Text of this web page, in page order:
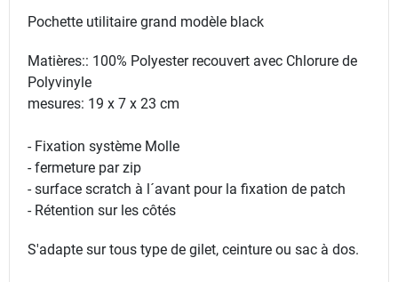
Pochette utilitaire grand modèle black
Matières:: 100% Polyester recouvert avec Chlorure de
Polyvinyle
mesures: 19 x 7 x 23 cm
- Fixation système Molle
- fermeture par zip
- surface scratch à l´avant pour la fixation de patch
- Rétention sur les côtés
S'adapte sur tous type de gilet, ceinture ou sac à dos.